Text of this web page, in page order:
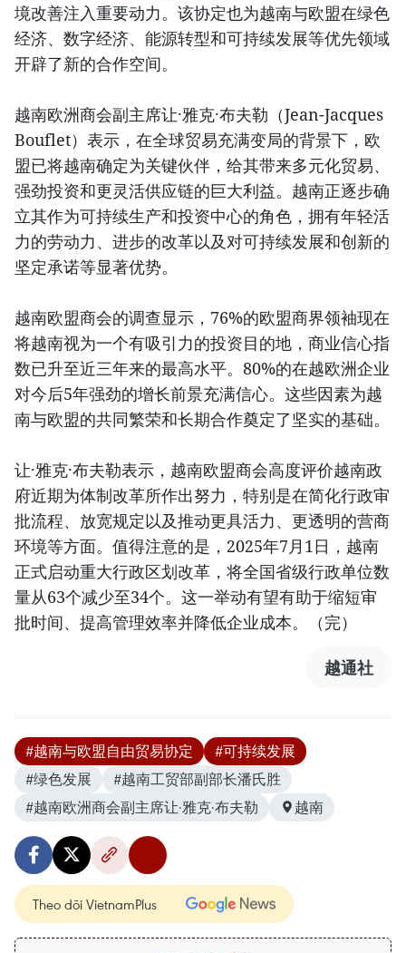
境改善注入重要动力。该协定也为越南与欧盟在绿色
经济、数字经济、能源转型和可持续发展等优先领域
开辟了新的合作空间。
越南欧洲商会副主席让·雅克·布夫勒（Jean-Jacques
Bouflet）表示，在全球贸易充满变局的背景下，欧
盟已将越南确定为关键伙伴，给其带来多元化贸易、
强劲投资和更灵活供应链的巨大利益。越南正逐步确
立其作为可持续生产和投资中心的角色，拥有年轻活
力的劳动力、进步的改革以及对可持续发展和创新的
坚定承诺等显著优势。
越南欧盟商会的调查显示，76%的欧盟商界领袖现在
将越南视为一个有吸引力的投资目的地，商业信心指
数已升至近三年来的最高水平。80%的在越欧洲企业
对今后5年强劲的增长前景充满信心。这些因素为越
南与欧盟的共同繁荣和长期合作奠定了坚实的基础。
让·雅克·布夫勒表示，越南欧盟商会高度评价越南政
府近期为体制改革所作出努力，特别是在简化行政审
批流程、放宽规定以及推动更具活力、更透明的营商
环境等方面。值得注意的是，2025年7月1日，越南
正式启动重大行政区划改革，将全国省级行政单位数
量从63个减少至34个。这一举动有望有助于缩短审
批时间、提高管理效率并降低企业成本。（完）
越通社
#越南与欧盟自由贸易协定
#可持续发展
#绿色发展
#越南工贸部副部长潘氏胜
#越南欧洲商会副主席让·雅克·布夫勒
越南
Theo dõi VietnamPlus